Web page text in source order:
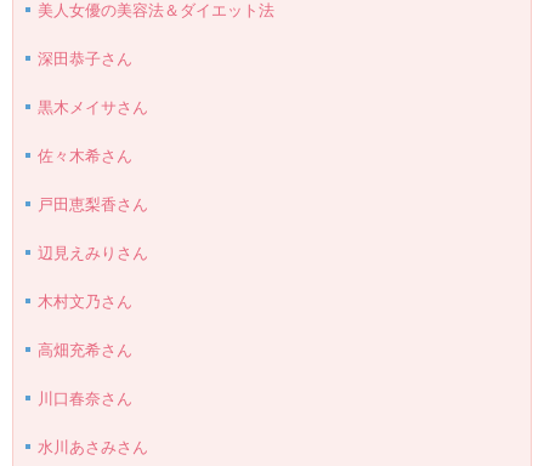
美人女優の美容法＆ダイエット法
深田恭子さん
黒木メイサさん
佐々木希さん
戸田恵梨香さん
辺見えみりさん
木村文乃さん
高畑充希さん
川口春奈さん
水川あさみさん